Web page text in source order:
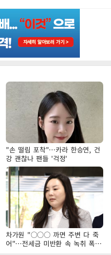
"손 떨림 포착"…카라 한승연, 건
강 괜찮나 팬들 '걱정'
차가원 "○○○ 까면 주변 다 죽
어"…전세금 미반환 속 녹취 폭로
파장